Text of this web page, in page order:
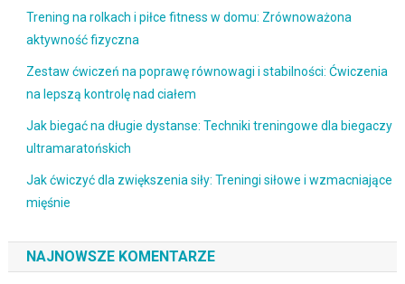
Trening na rolkach i piłce fitness w domu: Zrównoważona
aktywność fizyczna
Zestaw ćwiczeń na poprawę równowagi i stabilności: Ćwiczenia
na lepszą kontrolę nad ciałem
Jak biegać na długie dystanse: Techniki treningowe dla biegaczy
ultramaratońskich
Jak ćwiczyć dla zwiększenia siły: Treningi siłowe i wzmacniające
mięśnie
NAJNOWSZE KOMENTARZE